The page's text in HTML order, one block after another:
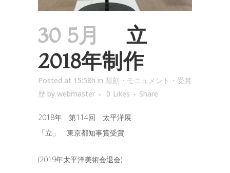
30 5月
立
2018年制作
Posted at 15:58h in 彫刻・モニュメント・受賞
歴 by webmaster 0 Likes Share
2018年 第114回 太平洋展
「立」 東京都知事賞受賞
(2019年太平洋美術会退会)